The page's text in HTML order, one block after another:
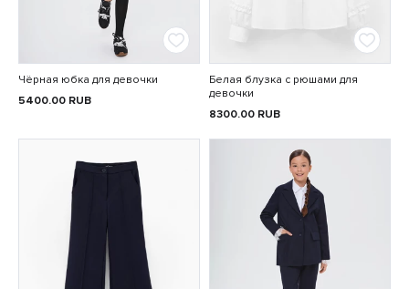
Чёрная юбка для девочки
5400.00 RUB
Белая блузка с рюшами для
девочки
8300.00 RUB